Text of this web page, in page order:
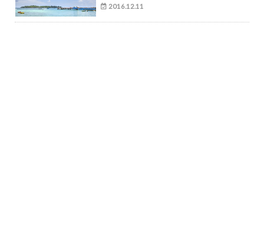
2016.12.11